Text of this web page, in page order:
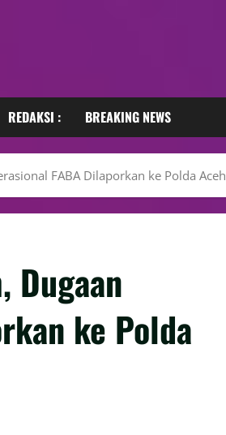
REDAKSI : BREAKING NEWS
FABA Dilaporkan ke Polda Aceh
Dugaan
ke Polda